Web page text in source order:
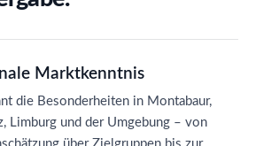
Marktkenntnis
die Besonderheiten in Montabaur,
Limburg und der Umgebung – von